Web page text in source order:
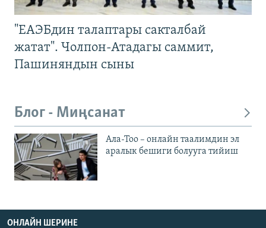
"ЕАЭБдин талаптары сакталбай
жатат". Чолпон-Атадагы саммит,
Пашиняндын сыны
Блог - Миңсанат
Ала-Тоо – онлайн таалимдин эл
аралык бешиги болууга тийиш
ОНЛАЙН ШЕРИНЕ